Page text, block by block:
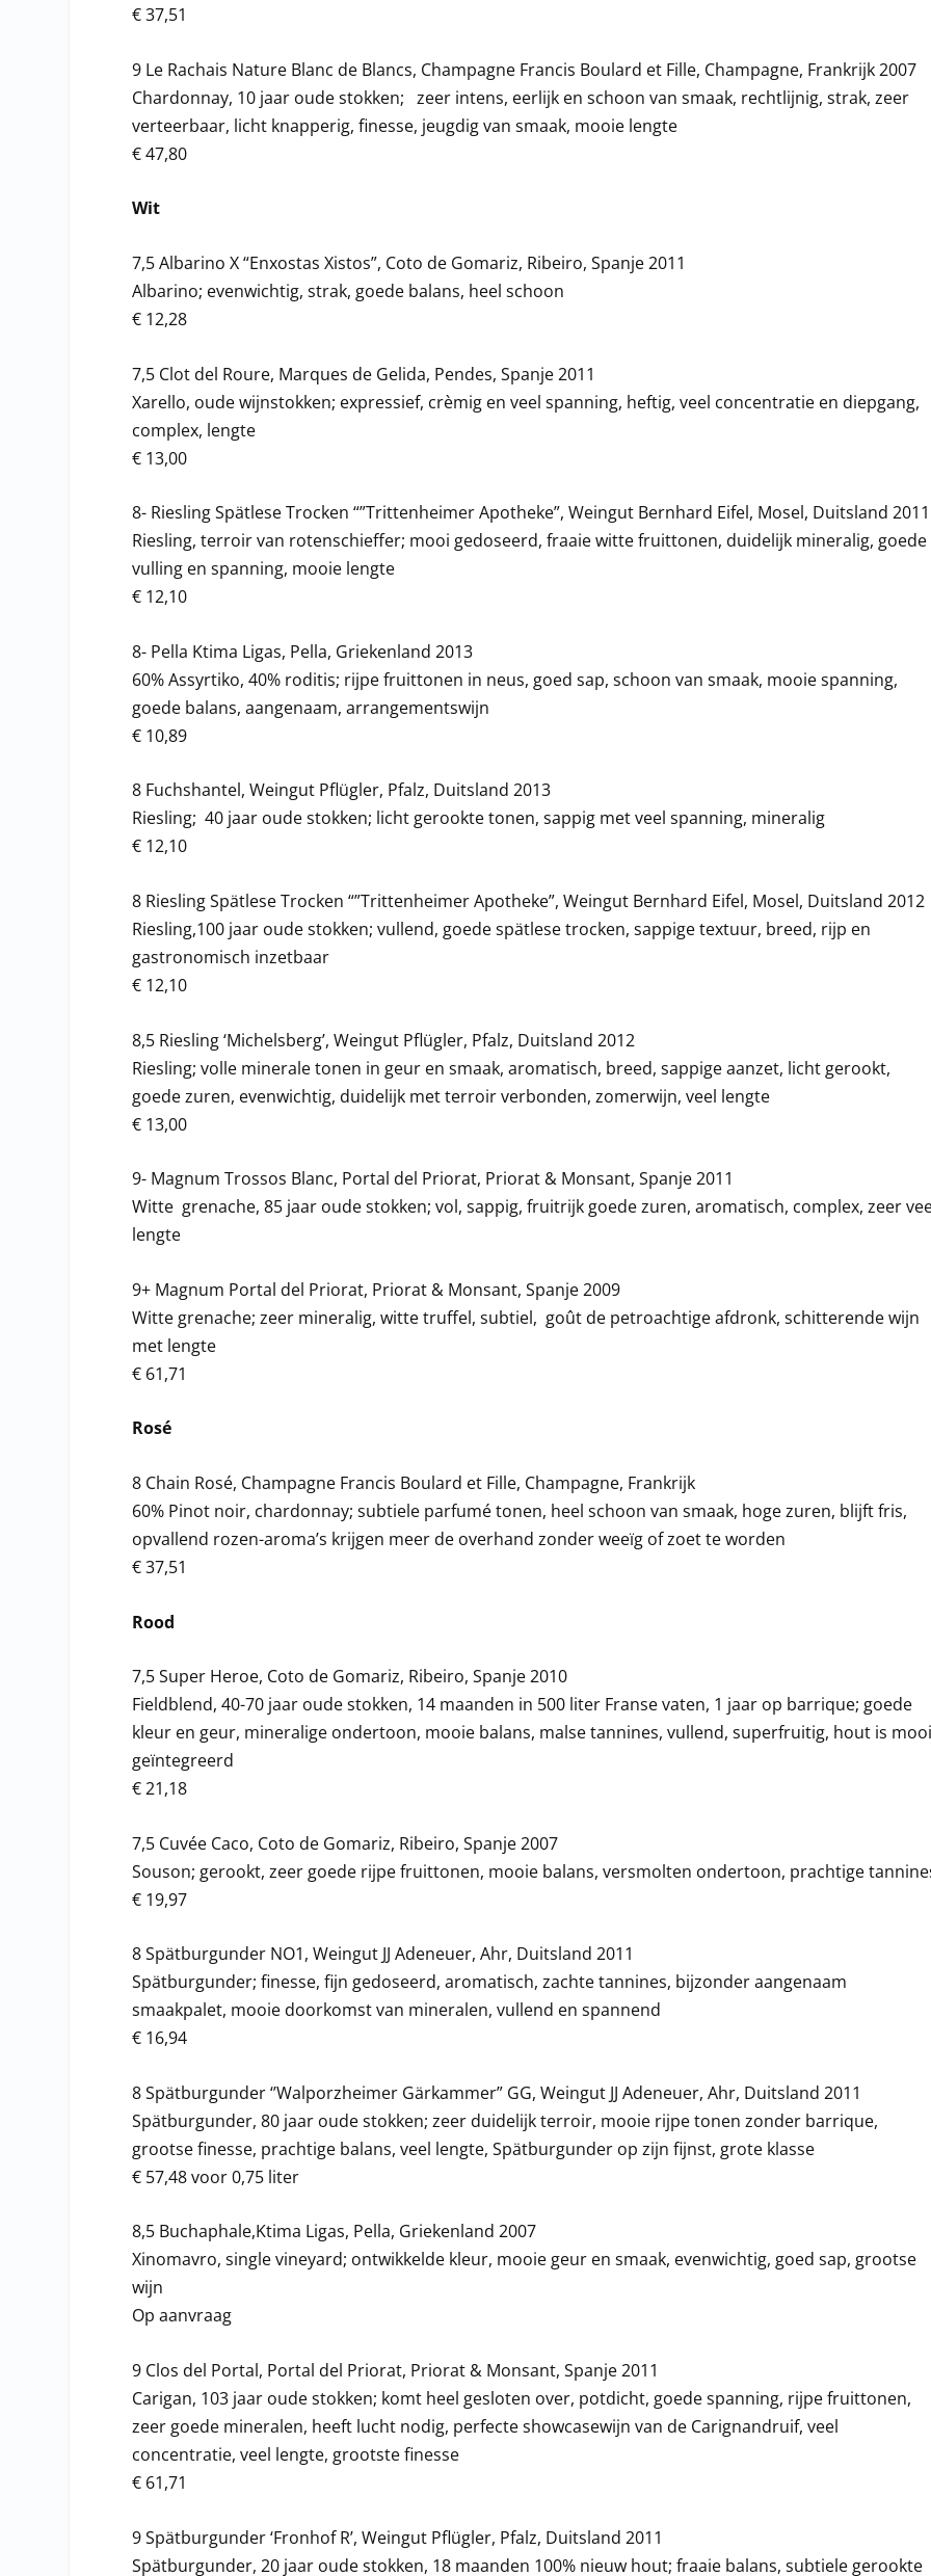
€ 37,51
9 Le Rachais Nature Blanc de Blancs, Champagne Francis Boulard et Fille, Champagne, Frankrijk 2007
Chardonnay, 10 jaar oude stokken; zeer intens, eerlijk en schoon van smaak, rechtlijnig, strak, zeer
verteerbaar, licht knapperig, finesse, jeugdig van smaak, mooie lengte
€ 47,80
Wit
7,5 Albarino X “Enxostas Xistos”, Coto de Gomariz, Ribeiro, Spanje 2011
Albarino; evenwichtig, strak, goede balans, heel schoon
€ 12,28
7,5 Clot del Roure, Marques de Gelida, Pendes, Spanje 2011
Xarello, oude wijnstokken; expressief, crèmig en veel spanning, heftig, veel concentratie en diepgang,
complex, lengte
€ 13,00
8- Riesling Spätlese Trocken “”Trittenheimer Apotheke”, Weingut Bernhard Eifel, Mosel, Duitsland 2011
Riesling, terroir van rotenschieffer; mooi gedoseerd, fraaie witte fruittonen, duidelijk mineralig, goede
vulling en spanning, mooie lengte
€ 12,10
8- Pella Ktima Ligas, Pella, Griekenland 2013
60% Assyrtiko, 40% roditis; rijpe fruittonen in neus, goed sap, schoon van smaak, mooie spanning,
goede balans, aangenaam, arrangementswijn
€ 10,89
8 Fuchshantel, Weingut Pflügler, Pfalz, Duitsland 2013
Riesling; 40 jaar oude stokken; licht gerookte tonen, sappig met veel spanning, mineralig
€ 12,10
8 Riesling Spätlese Trocken “”Trittenheimer Apotheke”, Weingut Bernhard Eifel, Mosel, Duitsland 2012
Riesling,100 jaar oude stokken; vullend, goede spätlese trocken, sappige textuur, breed, rijp en
gastronomisch inzetbaar
€ 12,10
8,5 Riesling ‘Michelsberg’, Weingut Pflügler, Pfalz, Duitsland 2012
Riesling; volle minerale tonen in geur en smaak, aromatisch, breed, sappige aanzet, licht gerookt,
goede zuren, evenwichtig, duidelijk met terroir verbonden, zomerwijn, veel lengte
€ 13,00
9- Magnum Trossos Blanc, Portal del Priorat, Priorat & Monsant, Spanje 2011
Witte grenache, 85 jaar oude stokken; vol, sappig, fruitrijk goede zuren, aromatisch, complex, zeer
lengte
9+ Magnum Portal del Priorat, Priorat & Monsant, Spanje 2009
Witte grenache; zeer mineralig, witte truffel, subtiel, goût de petroachtige afdronk, schitterende wijn
met lengte
€ 61,71
Rosé
8 Chain Rosé, Champagne Francis Boulard et Fille, Champagne, Frankrijk
60% Pinot noir, chardonnay; subtiele parfumé tonen, heel schoon van smaak, hoge zuren, blijft fris,
opvallend rozen-aroma’s krijgen meer de overhand zonder weeïg of zoet te worden
€ 37,51
Rood
7,5 Super Heroe, Coto de Gomariz, Ribeiro, Spanje 2010
Fieldblend, 40-70 jaar oude stokken, 14 maanden in 500 liter Franse vaten, 1 jaar op barrique; goede
kleur en geur, mineralige ondertoon, mooie balans, malse tannines, vullend, superfruitig, hout is
geïntegreerd
€ 21,18
7,5 Cuvée Caco, Coto de Gomariz, Ribeiro, Spanje 2007
Souson; gerookt, zeer goede rijpe fruittonen, mooie balans, versmolten ondertoon, prachtige
€ 19,97
8 Spätburgunder NO1, Weingut JJ Adeneuer, Ahr, Duitsland 2011
Spätburgunder; finesse, fijn gedoseerd, aromatisch, zachte tannines, bijzonder aangenaam
smaakpalet, mooie doorkomst van mineralen, vullend en spannend
€ 16,94
8 Spätburgunder ‘’Walporzheimer Gärkammer” GG, Weingut JJ Adeneuer, Ahr, Duitsland 2011
Spätburgunder, 80 jaar oude stokken; zeer duidelijk terroir, mooie rijpe tonen zonder barrique,
grootse finesse, prachtige balans, veel lengte, Spätburgunder op zijn fijnst, grote klasse
€ 57,48 voor 0,75 liter
8,5 Buchaphale,Ktima Ligas, Pella, Griekenland 2007
Xinomavro, single vineyard; ontwikkelde kleur, mooie geur en smaak, evenwichtig, goed sap, grootse
wijn
Op aanvraag
9 Clos del Portal, Portal del Priorat, Priorat & Monsant, Spanje 2011
Carigan, 103 jaar oude stokken; komt heel gesloten over, potdicht, goede spanning, rijpe fruittonen,
zeer goede mineralen, heeft lucht nodig, perfecte showcasewijn van de Carignandruif, veel
concentratie, veel lengte, grootste finesse
€ 61,71
9 Spätburgunder ‘Fronhof R’, Weingut Pflügler, Pfalz, Duitsland 2011
Spätburgunder, 20 jaar oude stokken, 18 maanden 100% nieuw hout; fraaie balans, subtiele gerookte